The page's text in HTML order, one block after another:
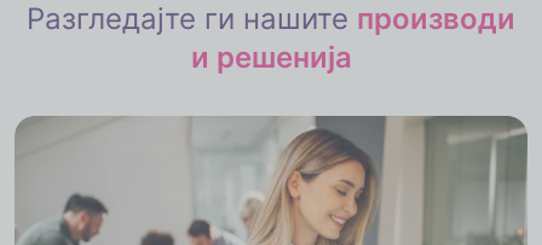
Разгледајте ги нашите производи
и решенија